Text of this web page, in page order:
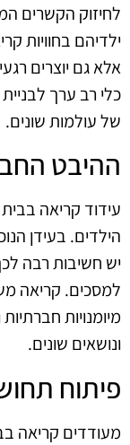
לחיזוק הקשרים
ילדיהם בחוויות
אלא גם יוצרים
כלי רב ערך
של עולמות שונים.
ההיבט
עידוד קריאה
הילדים. בעידן
יש חשיבות רבה
למסכים. קריאה
מיומנויות
ונושאים שונים.
פיתוח
מעודדים קריאה